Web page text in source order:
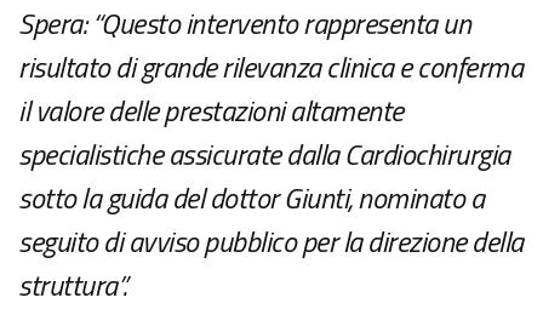
Spera: “Questo intervento rappresenta un
risultato di grande rilevanza clinica e conferma
il valore delle prestazioni altamente
specialistiche assicurate dalla Cardiochirurgia
sotto la guida del dottor Giunti, nominato a
seguito di avviso pubblico per la direzione della
struttura”.